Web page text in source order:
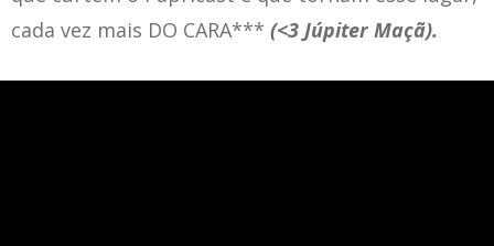
cada vez mais DO CARA*** (<3 Júpiter Maçã).